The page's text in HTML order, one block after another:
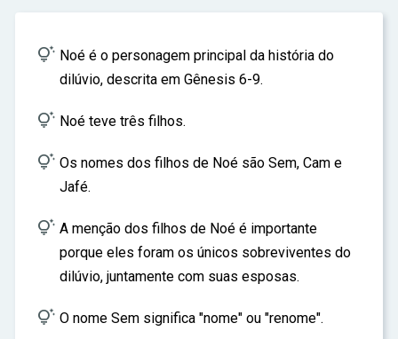
 Noé é o personagem principal da história do
dilúvio, descrita em Gênesis 6-9.
 Noé teve três filhos.
 Os nomes dos filhos de Noé são Sem, Cam e
Jafé.
 A menção dos filhos de Noé é importante
porque eles foram os únicos sobreviventes do
dilúvio, juntamente com suas esposas.
 O nome Sem significa "nome" ou "renome".